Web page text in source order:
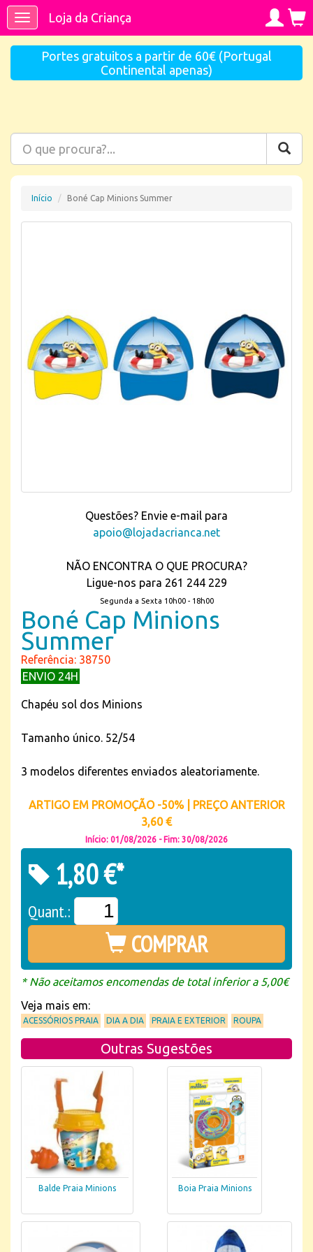
ToggleLoja da Criança
Portes gratuitos a partir de 60€ (Portugal
Continental apenas)
Início Boné Cap Minions Summer
Questões? Envie e-mail para
apoio@lojadacrianca.net
NÃO ENCONTRA O QUE PROCURA?
Ligue-nos para 261 244 229
Segunda a Sexta 10h00 - 18h00
Boné Cap Minions
Summer
Referência: 38750
ENVIO 24H
Chapéu sol dos Minions
Tamanho único. 52/54
3 modelos diferentes enviados aleatoriamente.
ARTIGO EM PROMOÇÃO -50% | PREÇO ANTERIOR
3,60 €
Início: 01/08/2026 - Fim: 30/08/2026
1,80 €*
Quant.:
COMPRAR
* Não aceitamos encomendas de total inferior a 5,00€
Veja mais em:
ACESSÓRIOS PRAIA DIA A DIA PRAIA E EXTERIOR ROUPA
Outras Sugestões
Balde Praia Minions Boia Praia Minions